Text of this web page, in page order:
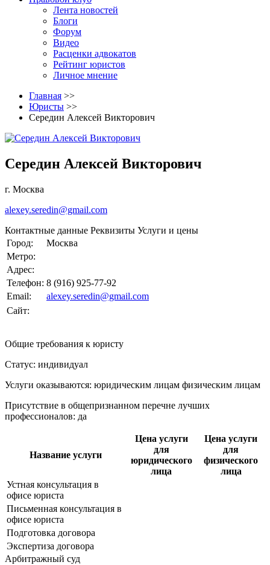
Лента новостей
Блоги
Форум
Видео
Расценки адвокатов
Рейтинг юристов
Личное мнение
Главная >>
Юристы >>
Середин Алексей Викторович
Середин Алексей Викторович
г. Москва
alexey.seredin@gmail.com
Контактные данные Реквизиты Услуги и цены
Город:
Москва
Метро:
Адрес:
Телефон: 8 (916) 925-77-92
Email:
alexey.seredin@gmail.com
Сайт:
Общие требования к юристу
Статус: индивидуал
Услуги оказываются: юридическим лицам физическим лицам
Присутствие в общепризнанном перечне лучших
профессионалов: да
Название услуги
Цена услуги
для
юридического
лица
Цена услуги
для
физического
лица
Устная консультация в
офисе юриста
Письменная консультация в
офисе юриста
Подготовка договора
Экспертиза договора
Арбитражный суд